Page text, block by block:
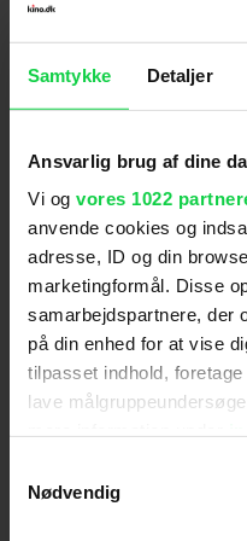
Samtykke Detaljer
Ansvarlig brug af dine
Vi og vores 1022
anvende cookies og
adresse, ID og din
marketingformål. Disse
samarbejdspartnere, der
på din enhed for at vise
tilpasset indhold,
lave
tilbage eller ændre
"Cookiedeklaration",
Nødvendig
"Jessie Buckley ikke
Shakespeare i
i filmen, at det er alle
CPHCulture
"Er filmsæsonens hidtil
film." (Christian Brink)
"En kunstnerisk
sammen til en højere